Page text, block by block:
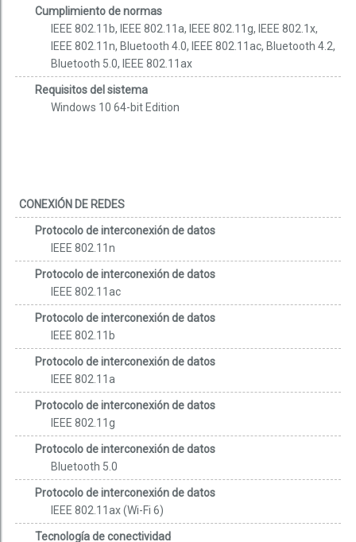
Cumplimiento de normas
IEEE 802.11b, IEEE 802.11a, IEEE 802.11g, IEEE 802.1x,
IEEE 802.11n, Bluetooth 4.0, IEEE 802.11ac, Bluetooth 4.2,
Bluetooth 5.0, IEEE 802.11ax
Requisitos del sistema
Windows 10 64-bit Edition
CONEXIÓN DE REDES
Protocolo de interconexión de datos
IEEE 802.11n
Protocolo de interconexión de datos
IEEE 802.11ac
Protocolo de interconexión de datos
IEEE 802.11b
Protocolo de interconexión de datos
IEEE 802.11a
Protocolo de interconexión de datos
IEEE 802.11g
Protocolo de interconexión de datos
Bluetooth 5.0
Protocolo de interconexión de datos
IEEE 802.11ax (Wi-Fi 6)
Tecnología de conectividad